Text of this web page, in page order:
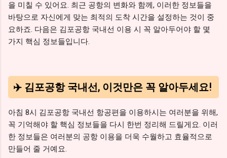
을 미칠 수 있어요. 최근 공항의 변화와 함께, 이러한 정보들을
바탕으로 자신에게 맞는 최적의 도착 시간을 설정하는 것이 중
요하죠. 다음은 김포공항 국내선 이용 시 꼭 알아두어야 할 몇
가지 핵심 정보들입니다.
✈️ 김포공항 국내선, 이것만은 꼭 알아두세요!
아침 8시 김포공항 국내선 항공편을 이용하시는 여러분을 위해,
꼭 기억해야 할 핵심 정보들을 다시 한번 정리해 드릴게요. 이러
한 정보들은 여러분의 공항 이용을 더욱 수월하고 효율적으로
만들어 줄 거예요.